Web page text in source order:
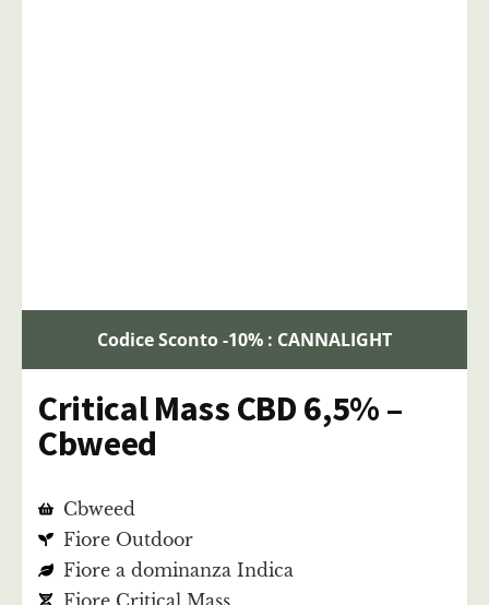
Codice Sconto -10% : CANNALIGHT
Critical Mass CBD 6,5% –
Cbweed
Cbweed
Fiore Outdoor
Fiore a dominanza Indica